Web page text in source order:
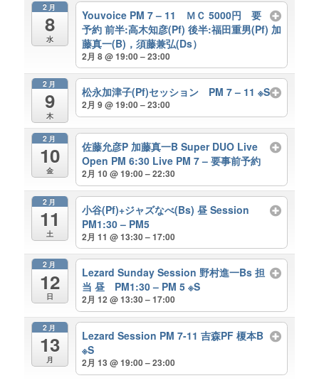
2月
8
水
Youvoice PM 7 – 11 ＭＣ 5000円 要
予約 前半:高木知彦(Pf) 後半:福田重男(Pf) 加
藤真一(B)，須藤兼弘(Ds）
2月 8 @ 19:00 – 23:00
2月
9
木
松永加津子(Pf)セッション PM 7 – 11 ※S
2月 9 @ 19:00 – 23:00
2月
10
金
佐藤允彦P 加藤真一B Super DUO Live
Open PM 6:30 Live PM 7 – 要事前予約
2月 10 @ 19:00 – 22:30
2月
11
土
小谷(Pf)+ジャズなべ(Bs) 昼 Session
PM1:30 – PM5
2月 11 @ 13:30 – 17:00
2月
12
日
Lezard Sunday Session 野村進一Bs 担
当 昼 PM1:30 – PM 5 ※S
2月 12 @ 13:30 – 17:00
2月
13
月
Lezard Session PM 7-11 吉森PF 榎本B
※S
2月 13 @ 19:00 – 23:00